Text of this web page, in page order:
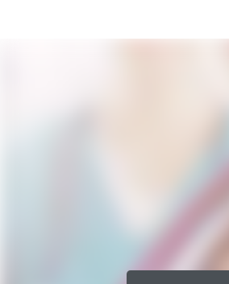
Jobs & Karriere – RECURA